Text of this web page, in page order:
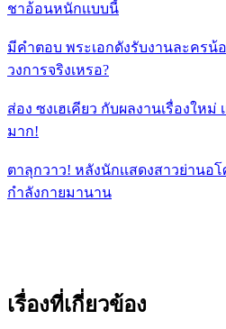
ชาอ้อนหนักเเบบนี้
มีคำตอบ พระเอกดังรับงานละครน้อ
วงการจริงเหรอ?
ส่อง ซงเฮเคียว กับผลงานเรื่องใหม่
มาก!
ตาลุกวาว! หลังนักเเสดงสาวย่านอ
กำลังกายมานาน
เรื่องที่เกี่ยวข้อง